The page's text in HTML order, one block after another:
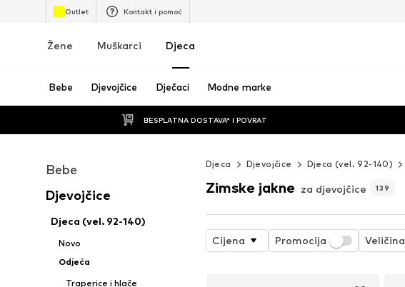
Outlet Kontakt i pomoć
Žene Muškarci Djeca
Bebe Djevojčice Dječaci Modne marke
BESPLATNA DOSTAVA* I POVRAT
Bebe
Djevojčice
Djeca (vel. 92-140)
Novo
Odjeća
Traperice i hlače
Djeca Djevojčice Djeca (vel. 92-140)
Zimske jakne za djevojčice 139
Cijena Promocija Veličina